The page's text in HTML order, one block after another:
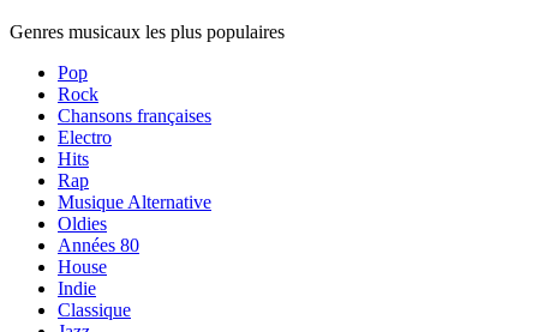
Genres musicaux les plus populaires
Pop
Rock
Chansons françaises
Electro
Hits
Rap
Musique Alternative
Oldies
Années 80
House
Indie
Classique